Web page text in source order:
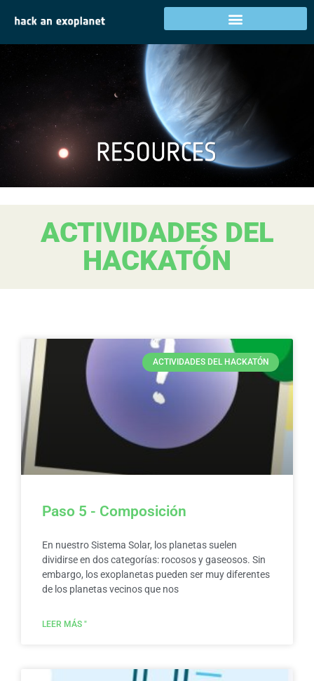
ACTIVIDADES DEL
HACKATÓN
ACTIVIDADES DEL HACKATÓN
Paso 5 - Composición
En nuestro Sistema Solar, los planetas suelen
dividirse en dos categorías: rocosos y gaseosos. Sin
embargo, los exoplanetas pueden ser muy diferentes
de los planetas vecinos que nos
LEER MÁS "